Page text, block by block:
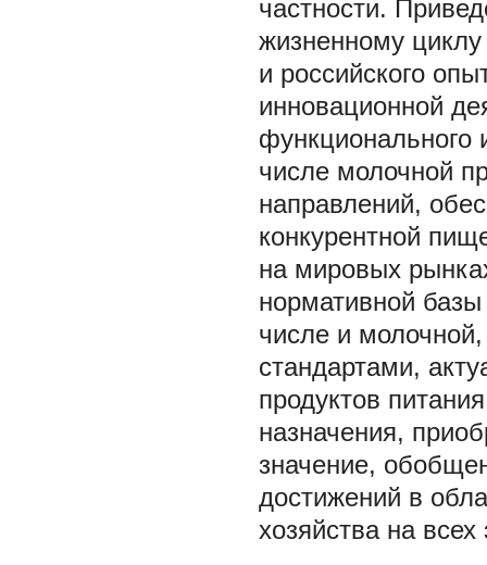
частности.
жизненному
и российского
инновационной
функционального
числе молочной
направлений,
конкурентной
на мировых
нормативной
числе и
стандартами,
продуктов
назначения,
значение,
достижений в
хозяйства на